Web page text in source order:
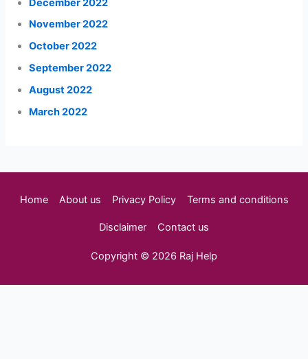
November 2022
October 2022
September 2022
August 2022
March 2022
Home About us Privacy Policy Terms and conditions
Disclaimer Contact us
Copyright © 2026 Raj Help